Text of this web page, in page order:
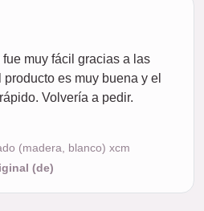
muy fácil gracias a las
es muy buena y el
Volvería a pedir.
(madera, blanco) xcm
(de)